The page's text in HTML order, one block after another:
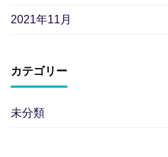
2021年11月
カテゴリー
未分類